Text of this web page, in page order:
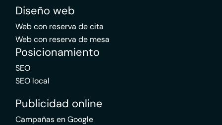
Diseño web
Web con reserva de cita
Web con reserva de mesa
Posicionamiento
SEO
SEO local
Publicidad online
Campañas en Google